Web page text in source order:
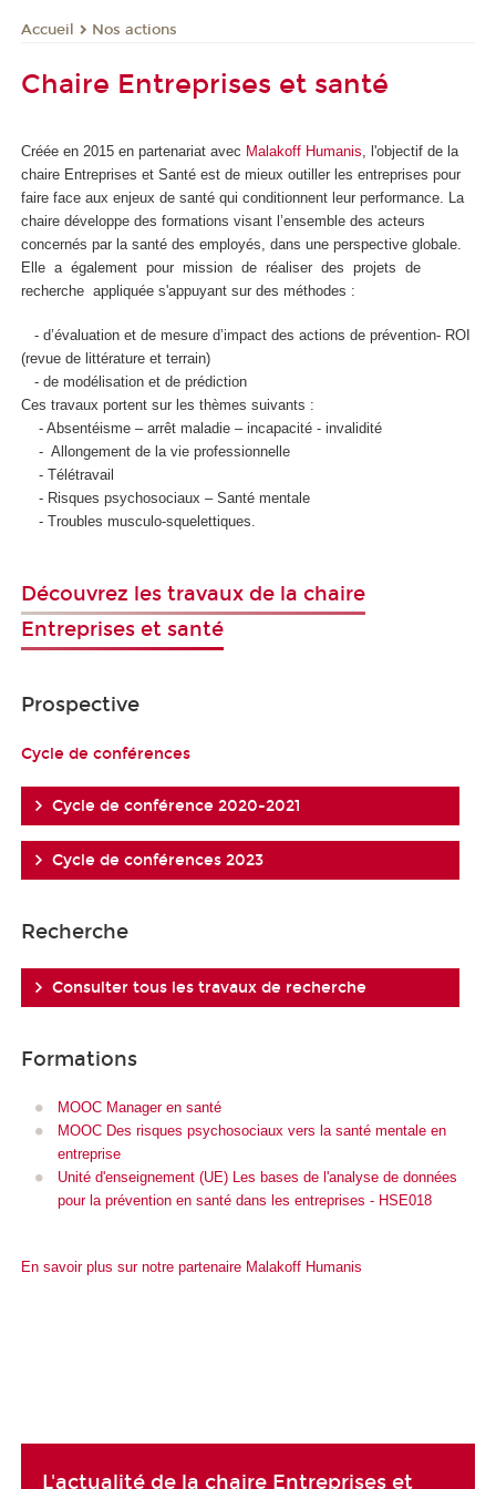
Accueil Nos actions
Chaire Entreprises et santé
Créée en 2015 en partenariat avec Malakoff Humanis , l'objectif de la
chaire Entreprises et Santé est de mieux outiller les entreprises pour
faire face aux enjeux de santé qui conditionnent leur performance. La
chaire développe des formations visant l’ensemble des acteurs
concernés par la santé des employés, dans une perspective globale.
Elle a également pour mission de réaliser des projets de
recherche appliquée s'appuyant sur des méthodes :
- d’évaluation et de mesure d’impact des actions de prévention- ROI
(revue de littérature et terrain)
- de modélisation et de prédiction
Ces travaux portent sur les thèmes suivants :
- Absentéisme – arrêt maladie – incapacité - invalidité
- Allongement de la vie professionnelle
- Télétravail
- Risques psychosociaux – Santé mentale
- Troubles musculo-squelettiques.
Découvrez les travaux de la chaire
Entreprises et santé
Prospective
Cycle de conférences
Cycle de conférence 2020-2021
Cycle de conférences 2023
Recherche
Consulter tous les travaux de recherche
Formations
MOOC Manager en santé
MOOC Des risques psychosociaux vers la santé mentale en
entreprise
Unité d'enseignement (UE) Les bases de l'analyse de données
pour la prévention en santé dans les entreprises - HSE018
En savoir plus sur notre partenaire Malakoff Humanis
L'actualité de la chaire Entreprises et